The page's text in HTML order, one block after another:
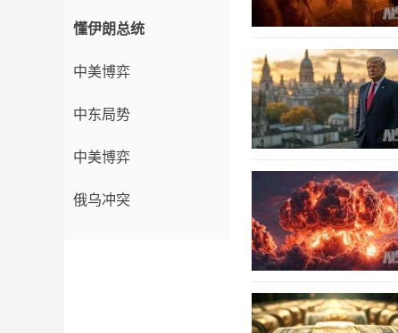
懂伊朗总统
中美博弈
中东局势
中美博弈
俄乌冲突